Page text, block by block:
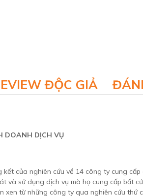
ĐỘC GIẢ
DOANH DỊCH VỤ
kết của nghiên cứu về 14 công ty cung
và sử dụng dịch vụ mà họ cung cấp bất
xen từ những công ty qua nghiên cứu